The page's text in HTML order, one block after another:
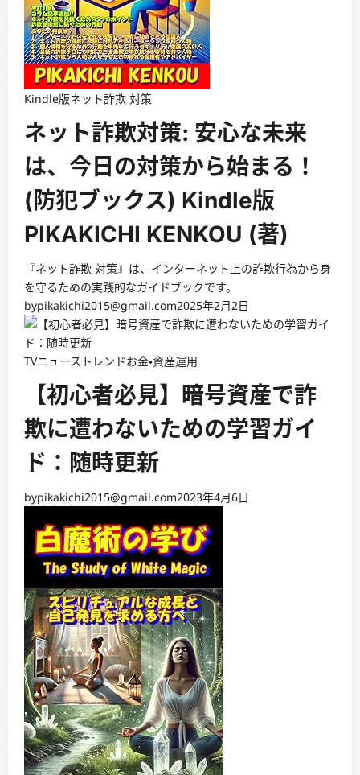
Kindle版ネット詐欺 対策
ネット詐欺対策: 安心な未来
は、今日の対策から始まる！
(防犯ブックス) Kindle版
PIKAKICHI KENKOU (著)
『ネット詐欺 対策』は、インターネット上の詐欺行為から身
を守るための実践的なガイドブックです。
bypikakichi2015@gmail.com2025年2月2日
TVニューストレンドお金・資産運用
【初心者必見】暗号資産で詐
欺に遭わないための学習ガイ
ド：随時更新
bypikakichi2015@gmail.com2023年4月6日